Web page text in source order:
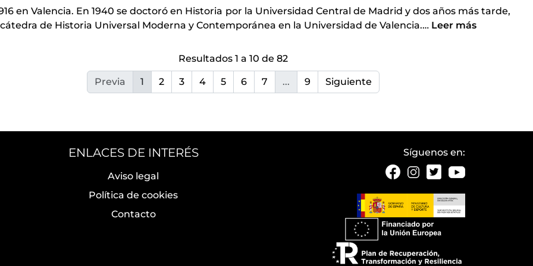
en Valencia. En 1940 se doctoró en Historia por la Universidad Central de Madrid y dos años más tarde,
de Historia Universal Moderna y Contemporánea en la Universidad de Valencia.… Leer más
Resultados 1 a 10 de 82
Previa 1 2 3 4 5 6 7 ... 9 Siguiente
ENLACES DE INTERÉS
Aviso legal
Política de cookies
Contacto
Síguenos en: